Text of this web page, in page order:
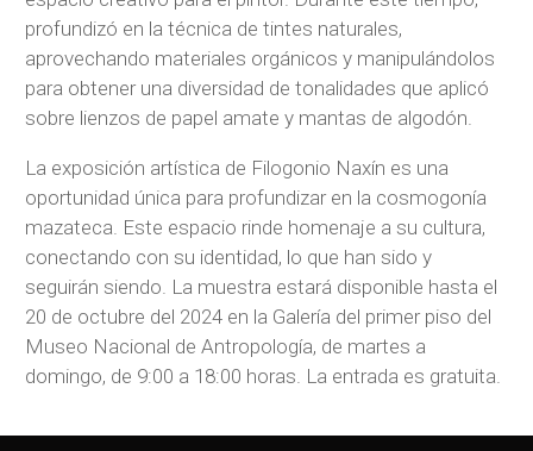
profundizó en la técnica de tintes naturales,
aprovechando materiales orgánicos y manipulándolos
para obtener una diversidad de tonalidades que aplicó
sobre lienzos de papel amate y mantas de algodón.
La exposición artística de Filogonio Naxín es una
oportunidad única para profundizar en la cosmogonía
mazateca. Este espacio rinde homenaje a su cultura,
conectando con su identidad, lo que han sido y
seguirán siendo. La muestra estará disponible hasta el
20 de octubre del 2024 en la Galería del primer piso del
Museo Nacional de Antropología, de martes a
domingo, de 9:00 a 18:00 horas. La entrada es gratuita.